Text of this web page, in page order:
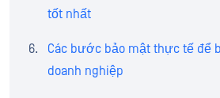
tốt nhất
Các bước bảo mật thực tế để
doanh nghiệp